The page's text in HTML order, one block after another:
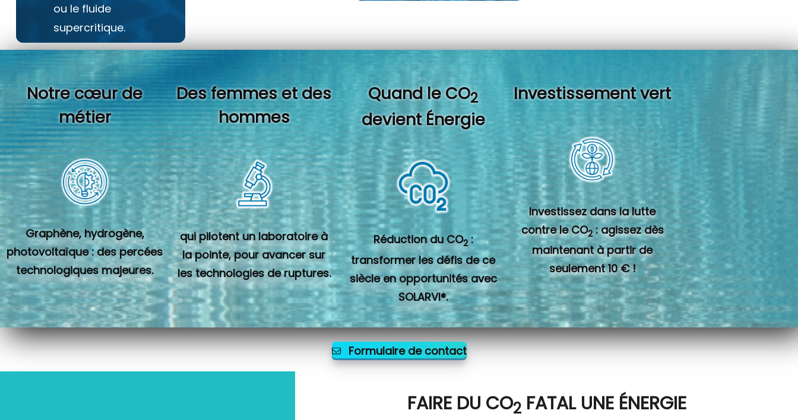
ou le fluide
supercritique.
Notre cœur de
métier
Graphène, hydrogène,
photovoltaïque : des percées
technologiques majeures.
Des femmes et des
hommes
qui pilotent un laboratoire à
la pointe, pour avancer sur
les technologies de ruptures.
Quand le CO2
devient Énergie
Réduction du CO2 :
transformer les défis de ce
siècle en opportunités avec
SOLARVI®.
Investissement vert
Investissez dans la lutte
contre le CO2 : agissez dès
maintenant à partir de
seulement 10 € !
Formulaire de contact
FAIRE DU CO2FATAL UNE ÉNERGIE